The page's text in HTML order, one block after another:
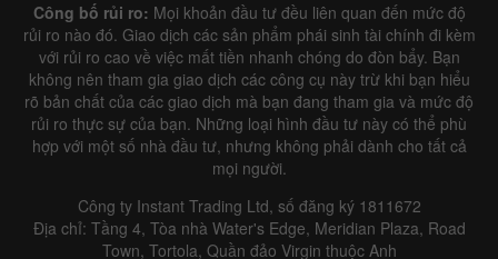
Công bố rủi ro: Mọi khoản đầu tư đều liên quan đến mức độ
rủi ro nào đó. Giao dịch các sản phẩm phái sinh tài chính đi kèm
với rủi ro cao về việc mất tiền nhanh chóng do đòn bẩy. Bạn
không nên tham gia giao dịch các công cụ này trừ khi bạn hiểu
rõ bản chất của các giao dịch mà bạn đang tham gia và mức độ
rủi ro thực sự của bạn. Những loại hình đầu tư này có thể phù
hợp với một số nhà đầu tư, nhưng không phải dành cho tất cả
mọi người.
Công ty Instant Trading Ltd, số đăng ký 1811672
Địa chỉ: Tầng 4, Tòa nhà Water's Edge, Meridian Plaza, Road
Town, Tortola, Quần đảo Virgin thuộc Anh